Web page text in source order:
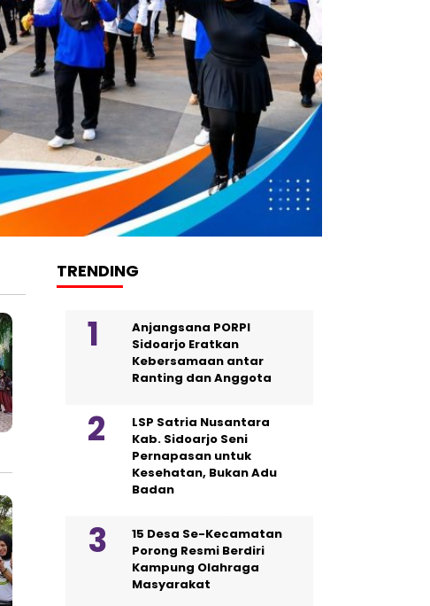
TRENDING
Anjangsana PORPI
Sidoarjo Eratkan
Kebersamaan antar
Ranting dan Anggota
LSP Satria Nusantara
Kab. Sidoarjo Seni
Pernapasan untuk
Kesehatan, Bukan Adu
Badan
15 Desa Se-Kecamatan
Porong Resmi Berdiri
Kampung Olahraga
Masyarakat